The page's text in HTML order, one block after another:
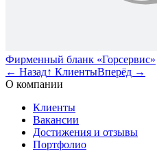
Фирменный бланк «Горсервис»
← Назад↑ КлиентыВперёд →
О компании
Клиенты
Вакансии
Достижения и отзывы
Портфолио